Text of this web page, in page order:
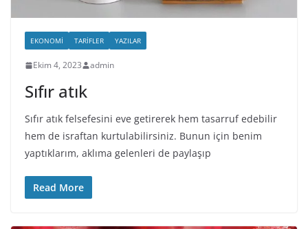
EKONOMI TARIFLER YAZILAR
Ekim 4, 2023 admin
Sıfır atık
Sıfır atık felsefesini eve getirerek hem tasarruf edebilir
hem de israftan kurtulabilirsiniz. Bunun için benim
yaptıklarım, aklıma gelenleri de paylaşıp
Read More